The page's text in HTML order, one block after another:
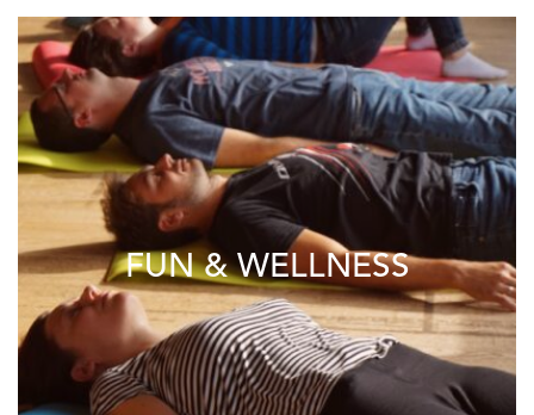
FUN & WELLNESS